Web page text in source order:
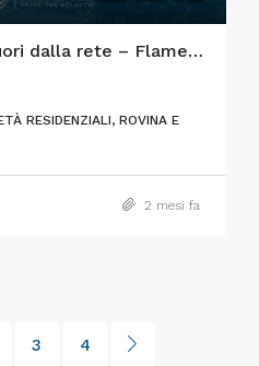
Incantevole rifugio fuori dalla rete – Flamengos, Isola di Faial
RESIDENZIALI, ROVINA E
2 mesi fa
3 4